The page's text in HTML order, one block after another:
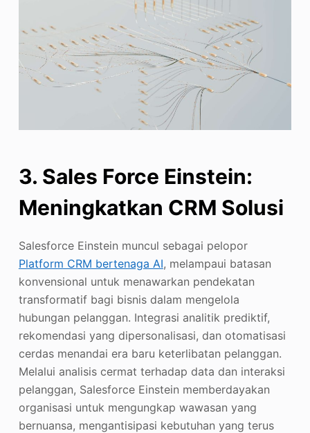
3. Sales Force Einstein:
Meningkatkan CRM Solusi
Salesforce Einstein muncul sebagai pelopor
Platform CRM bertenaga AI, melampaui batasan
konvensional untuk menawarkan pendekatan
transformatif bagi bisnis dalam mengelola
hubungan pelanggan. Integrasi analitik prediktif,
rekomendasi yang dipersonalisasi, dan otomatisasi
cerdas menandai era baru keterlibatan pelanggan.
Melalui analisis cermat terhadap data dan interaksi
pelanggan, Salesforce Einstein memberdayakan
organisasi untuk mengungkap wawasan yang
bernuansa, mengantisipasi kebutuhan yang terus